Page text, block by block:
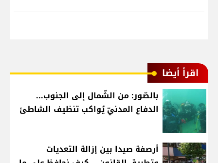
اقرأ أيضا
بالصّور: من الشّمال إلى الجنوب...
الدفاع المدنيّ يُواكب تنظيف الشاطئ
أرصفة صيدا بين إزالة التعديات